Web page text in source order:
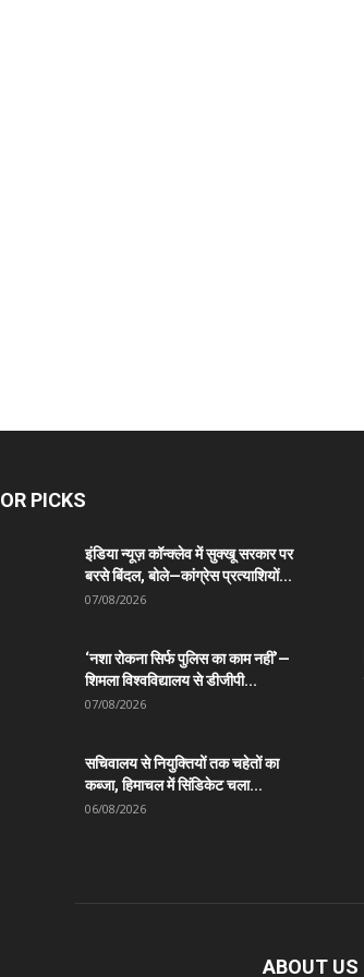
PICKS
इंडिया न्यूज़ कॉन्क्लेव में सुक्खू सरकार पर
बरसे बिंदल, बोले—कांग्रेस प्रत्याशियों...
07/08/2026
‘नशा रोकना सिर्फ पुलिस का काम नहीं’—
शिमला विश्वविद्यालय से डीजीपी...
07/08/2026
सचिवालय से नियुक्तियों तक चहेतों का
कब्जा, हिमाचल में सिंडिकेट चला...
06/08/2026
ABOUT US